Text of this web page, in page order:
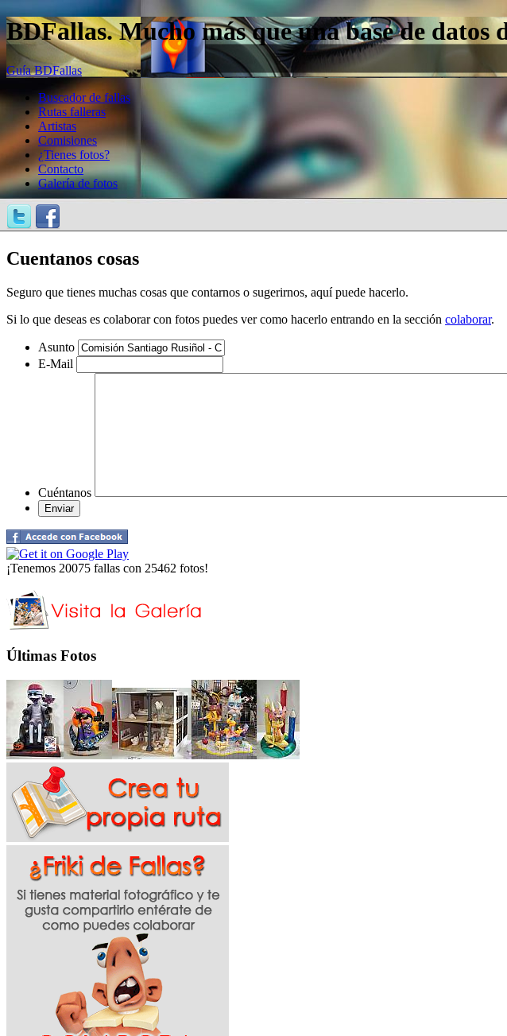
BDFallas. Mucho más que una base de datos
Guía BDFallas
Buscador de fallas
Rutas falleras
Artistas
Comisiones
¿Tienes fotos?
Contacto
Galería de fotos
Cuentanos cosas
Seguro que tienes muchas cosas que contarnos o sugerirnos, aquí puede hacerlo.
Si lo que deseas es colaborar con fotos puedes ver como hacerlo entrando en la sección colaborar.
Asunto
E-Mail
Cuéntanos
¡Tenemos 20075 fallas con 25462 fotos!
Últimas Fotos